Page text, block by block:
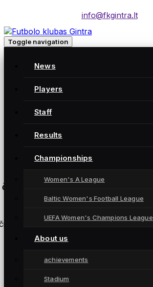
info@fkgintra.lt
Toggle navigation
News
Players
Staff
Results
Championships
Women's A League
Baltic Women's Football League
UEFA Women's Champions League
About us
achievements
Stadium
FK Saned
čempionatas